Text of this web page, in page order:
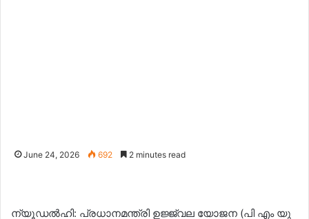
June 24, 2026 692 2 minutes read
ന്യൂഡൽഹി: പ്രധാനമന്ത്രി ഉജ്ജ്വല യോജന (പി എം യു